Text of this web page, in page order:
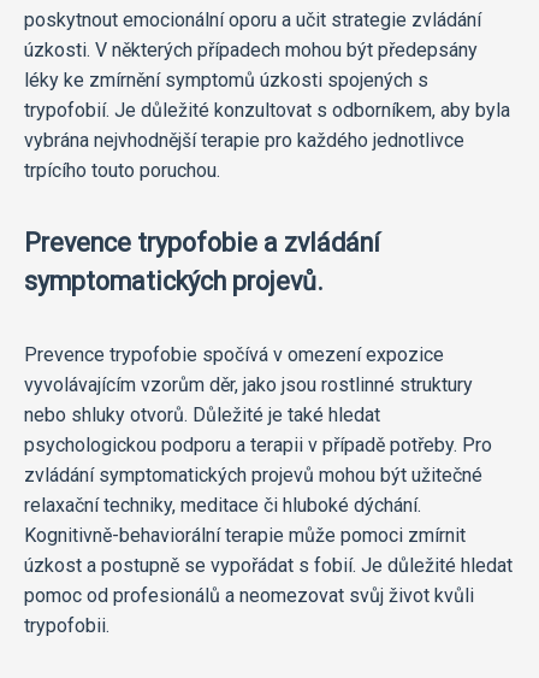
poskytnout emocionální oporu a učit strategie zvládání
úzkosti. V některých případech mohou být předepsány
léky ke zmírnění symptomů úzkosti spojených s
trypofobií. Je důležité konzultovat s odborníkem, aby byla
vybrána nejvhodnější terapie pro každého jednotlivce
trpícího touto poruchou.
Prevence trypofobie a zvládání
symptomatických projevů.
Prevence trypofobie spočívá v omezení expozice
vyvolávajícím vzorům děr, jako jsou rostlinné struktury
nebo shluky otvorů. Důležité je také hledat
psychologickou podporu a terapii v případě potřeby. Pro
zvládání symptomatických projevů mohou být užitečné
relaxační techniky, meditace či hluboké dýchání.
Kognitivně-behaviorální terapie může pomoci zmírnit
úzkost a postupně se vypořádat s fobií. Je důležité hledat
pomoc od profesionálů a neomezovat svůj život kvůli
trypofobii.